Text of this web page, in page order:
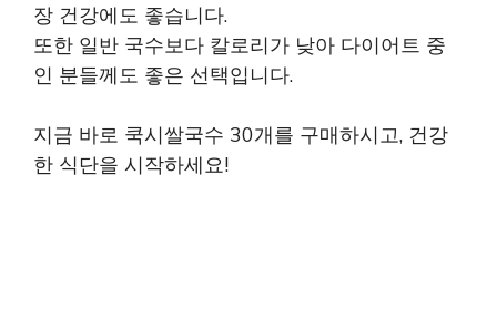
장 건강에도 좋습니다.
또한 일반 국수보다 칼로리가 낮아 다이어트 중
인 분들께도 좋은 선택입니다.
지금 바로 쿡시쌀국수 30개를 구매하시고, 건강
한 식단을 시작하세요!